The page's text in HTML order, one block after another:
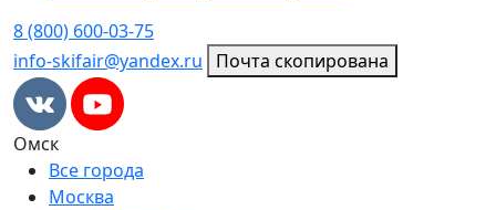
8 (800) 600-03-75
info-skifair@yandex.ru
Почта скопирована
Омск
Все города
Москва